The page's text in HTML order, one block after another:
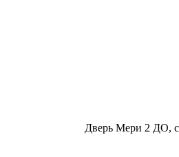
Дверь Мери 2 ДО,